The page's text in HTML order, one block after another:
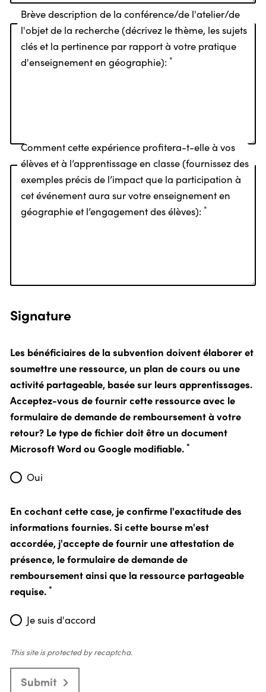
Brève description de la conférence/de l'atelier/de
l'objet de la recherche (décrivez le thème, les sujets
clés et la pertinence par rapport à votre pratique
d'enseignement en géographie):*
Comment cette expérience profitera-t-elle à vos
élèves et à l’apprentissage en classe (fournissez des
exemples précis de l’impact que la participation à
cet événement aura sur votre enseignement en
géographie et l’engagement des élèves):*
Signature
Les bénéficiaires de la subvention doivent élaborer et
soumettre une ressource, un plan de cours ou une
activité partageable, basée sur leurs apprentissages.
Acceptez-vous de fournir cette ressource avec le
formulaire de demande de remboursement à votre
retour? Le type de fichier doit être un document
Microsoft Word ou Google modifiable. *
Oui
En cochant cette case, je confirme l'exactitude des
informations fournies. Si cette bourse m'est
accordée, j'accepte de fournir une attestation de
présence, le formulaire de demande de
remboursement ainsi que la ressource partageable
requise. *
Je suis d'accord
This site is protected by recaptcha.
Submit